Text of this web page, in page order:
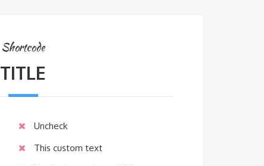
Shortcode
TITLE
Uncheck
This custom text